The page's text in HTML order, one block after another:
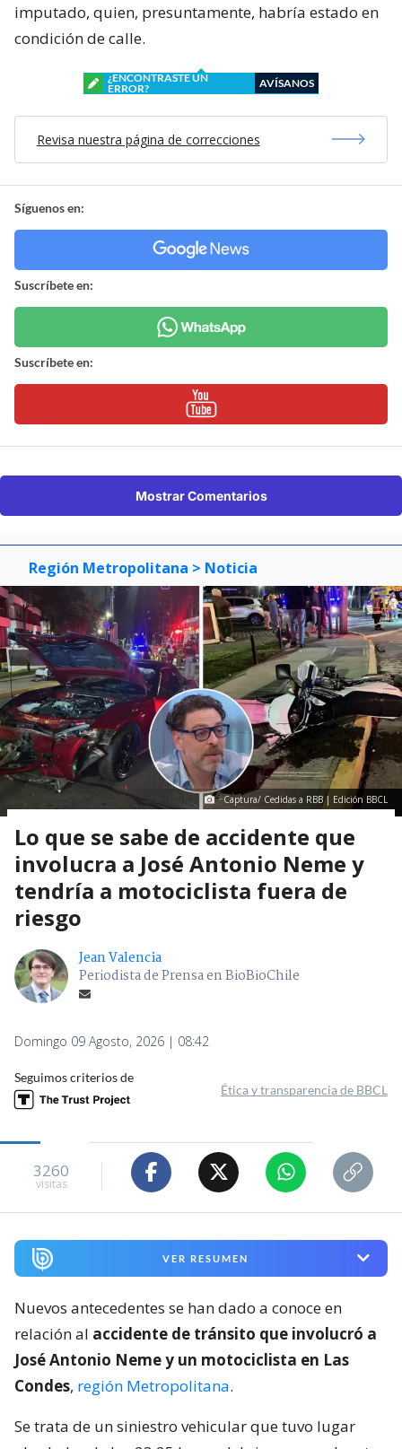
imputado, quien, presuntamente, habría estado en
condición de calle.
¿ENCONTRASTE UN
ERROR?
AVÍSANOS
Revisa nuestra página de correcciones
Síguenos en:
Suscríbete en:
Suscríbete en:
Mostrar Comentarios
Región Metropolitana > Noticia
Captura/ Cedidas a RBB | Edición BBCL
Lo que se sabe de accidente que
involucra a José Antonio Neme y
tendría a motociclista fuera de
riesgo
Jean Valencia
Periodista de Prensa en BioBioChile
Domingo 09 Agosto, 2026 | 08:42
Seguimos criterios de
Ética y transparencia de BBCL
3260
visitas
VER RESUMEN
Nuevos antecedentes se han dado a conoce en
relación al accidente de tránsito que involucró a
José Antonio Neme y un motociclista en Las
Condes, región Metropolitana.
Se trata de un siniestro vehicular que tuvo lugar